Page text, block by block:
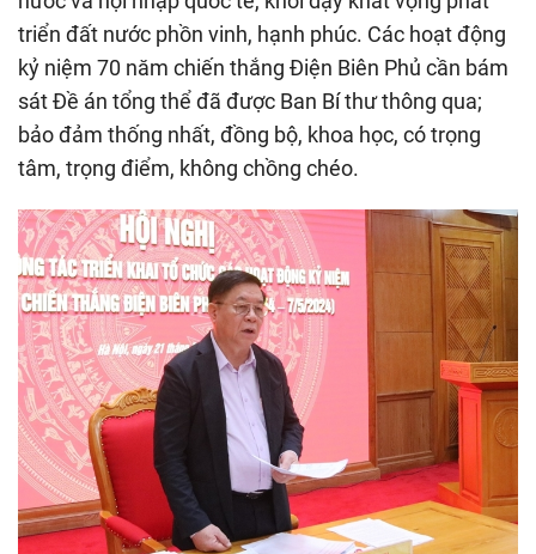
triển đất nước phồn vinh, hạnh phúc. Các hoạt động
kỷ niệm 70 năm chiến thắng Điện Biên Phủ cần bám
sát Đề án tổng thể đã được Ban Bí thư thông qua;
bảo đảm thống nhất, đồng bộ, khoa học, có trọng
tâm, trọng điểm, không chồng chéo.